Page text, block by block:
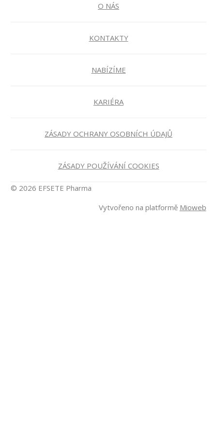
O NÁS
KONTAKTY
NABÍZÍME
KARIÉRA
ZÁSADY OCHRANY OSOBNÍCH ÚDAJŮ
ZÁSADY POUŽÍVÁNÍ COOKIES
© 2026 EFSETE Pharma
Vytvořeno na platformě Mioweb